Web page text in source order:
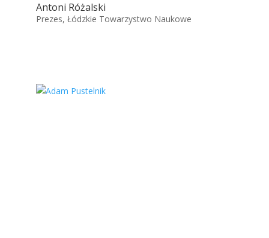
Antoni Różalski
Prezes, Łódzkie Towarzystwo Naukowe